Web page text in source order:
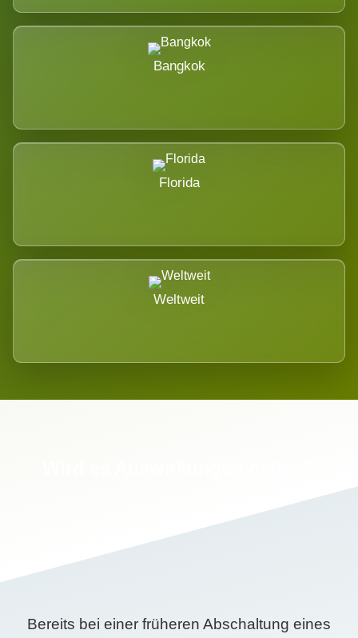
Bangkok
Florida
Weltweit
Bereits bei einer früheren Abschaltung eines